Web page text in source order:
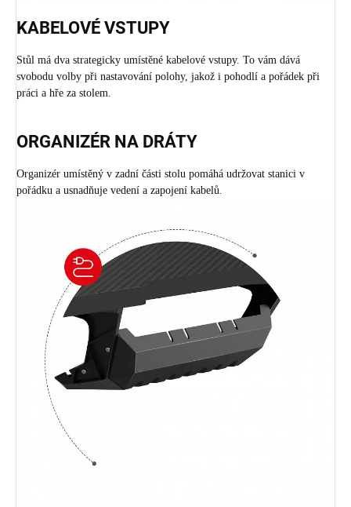
KABELOVÉ VSTUPY
Stůl má dva strategicky umístěné kabelové vstupy. To vám dává
svobodu volby při nastavování polohy, jakož i pohodlí a pořádek při
práci a hře za stolem.
ORGANIZÉR NA DRÁTY
Organizér umístěný v zadní části stolu pomáhá udržovat stanici v
pořádku a usnadňuje vedení a zapojení kabelů.